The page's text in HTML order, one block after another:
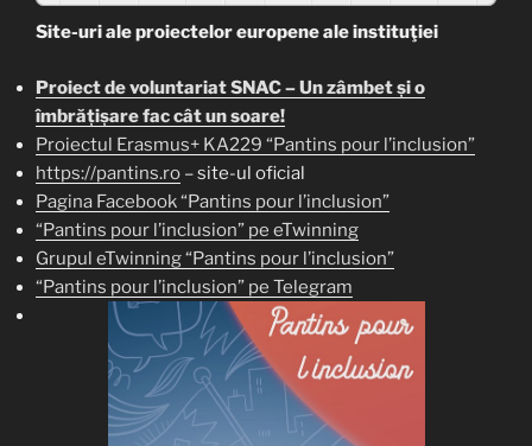
Site-uri ale proiectelor europene ale instituţiei
Proiect de voluntariat SNAC – Un zâmbet și o
îmbrățișare fac cât un soare!
Proiectul Erasmus+ KA229 “Pantins pour l’inclusion”
https://pantins.ro – site-ul oficial
Pagina Facebook “Pantins pour l’inclusion”
“Pantins pour l’inclusion” pe eTwinning
Grupul eTwinning “Pantins pour l’inclusion”
“Pantins pour l’inclusion” pe Telegram